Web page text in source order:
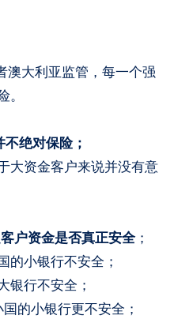
澳大利亚监管，每一个强
。
绝对保险；
大资金客户来说并没有意
户资金是否真正安全；
的小银行不安全；
银行不安全；
的小银行更不安全；